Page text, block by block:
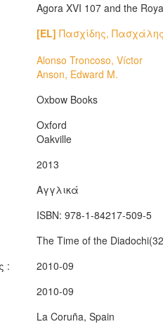
Agora XVI 107 and the
[EL] Πασχίδης, Πασχάλης
Alonso Troncoso, Víctor
Anson, Edward M.
Oxbow Books
Oxford
Oakville
2013
Αγγλικά
ISBN: 978-1-84217-509-5
The Time of the
:
2010-09
2010-09
La Coruña, Spain